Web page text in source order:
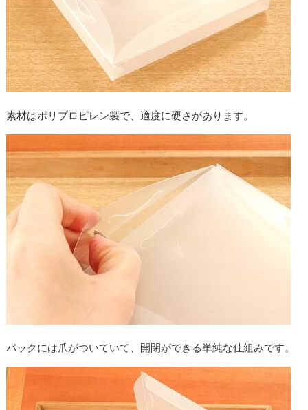
素材はポリプロピレン製で、適度に硬さがあります。
パックには爪がついていて、開閉ができる単純な仕組みです。